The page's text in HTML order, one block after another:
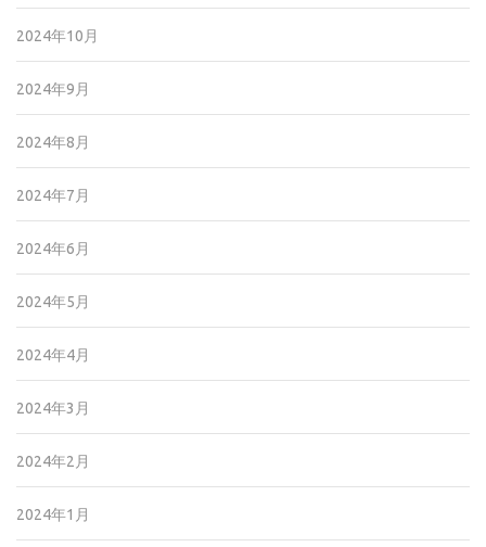
2024年10月
2024年9月
2024年8月
2024年7月
2024年6月
2024年5月
2024年4月
2024年3月
2024年2月
2024年1月